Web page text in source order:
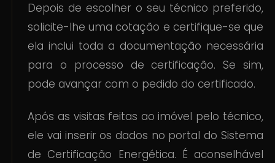
Depois de escolher o seu técnico preferido,
solicite-lhe uma cotação e certifique-se que
ela inclui toda a documentação necessária
para o processo de certificação. Se sim,
pode avançar com o pedido do certificado.
Após as visitas feitas ao imóvel pelo técnico,
ele vai inserir os dados no portal do Sistema
de Certificação Energética. É aconselhável